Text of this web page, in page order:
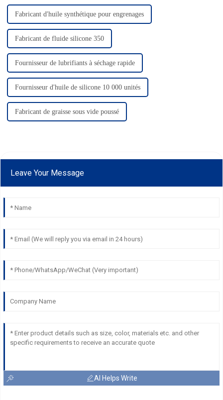
Fabricant d'huile synthétique pour engrenages
Fabricant de fluide silicone 350
Fournisseur de lubrifiants à séchage rapide
Fournisseur d'huile de silicone 10 000 unités
Fabricant de graisse sous vide poussé
Leave Your Message
AI Helps Write